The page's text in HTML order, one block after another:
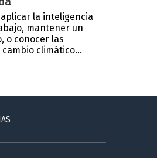
la inteligencia
mantener un
o conocer las
climático...